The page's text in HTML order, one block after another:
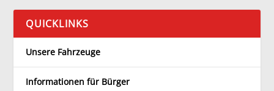
QUICKLINKS
Unsere Fahrzeuge
Informationen für Bürger